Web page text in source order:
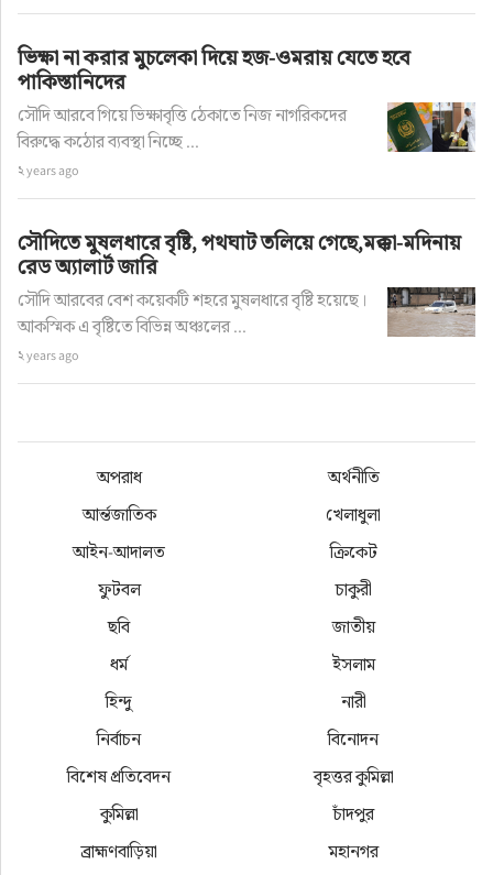
ভিক্ষা না করার মুচলেকা দিয়ে হজ-ওমরায় যেতে হবে
পাকিস্তানিদের
সৌদি আরবে গিয়ে ভিক্ষাবৃত্তি ঠেকাতে নিজ নাগরিকদের
বিরুদ্ধে কঠোর ব্যবস্থা নিচ্ছে ...
২ years ago
সৌদিতে মুষলধারে বৃষ্টি, পথঘাট তলিয়ে গেছে,মক্কা-মদিনায়
রেড অ্যালার্ট জারি
সৌদি আরবের বেশ কয়েকটি শহরে মুষলধারে বৃষ্টি হয়েছে।
আকস্মিক এ বৃষ্টিতে বিভিন্ন অঞ্চলের ...
২ years ago
অপরাধ
অর্থনীতি
আর্ন্তজাতিক
খেলাধুলা
আইন-আদালত
ক্রিকেট
ফুটবল
চাকুরী
ছবি
জাতীয়
ধর্ম
ইসলাম
হিন্দু
নারী
নির্বাচন
বিনোদন
বিশেষ প্রতিবেদন
বৃহত্তর কুমিল্লা
কুমিল্লা
চাঁদপুর
ব্রাহ্মণবাড়িয়া
মহানগর